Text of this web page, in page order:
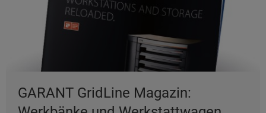
GARANT GridLine Magazin: